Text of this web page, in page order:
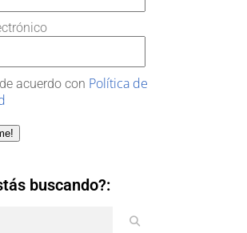
acuerdo con Política de
buscando?: